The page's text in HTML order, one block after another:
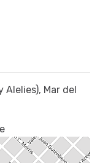
Alelies), Mar del